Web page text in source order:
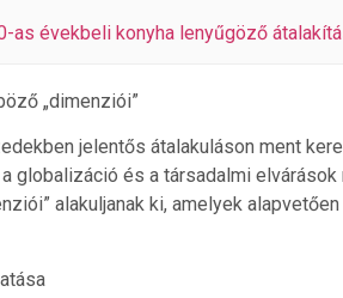
as évekbeli konyha lenyűgöző
„dimenziói”
jelentős átalakuláson ment
globalizáció és a társadalmi elvárások
alakuljanak ki, amelyek